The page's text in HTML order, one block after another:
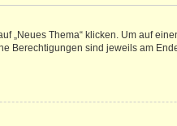
„Neues Thema“ klicken. Um auf
Berechtigungen sind jeweils am